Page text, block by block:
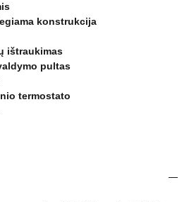
konstrukcija
ištraukimas
pultas
termostato